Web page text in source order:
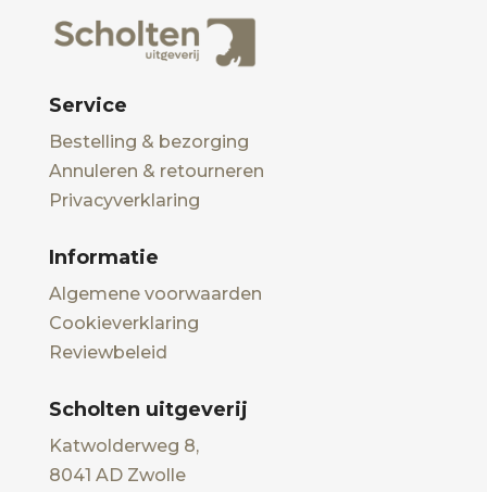
Service
Bestelling & bezorging
Annuleren & retourneren
Privacyverklaring
Informatie
Algemene voorwaarden
Cookieverklaring
Reviewbeleid
Scholten uitgeverij
Katwolderweg 8,
8041 AD Zwolle